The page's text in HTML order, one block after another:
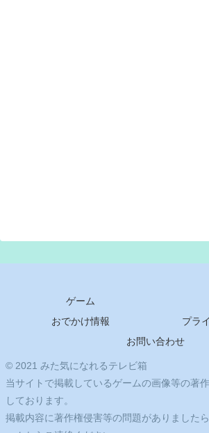
ゲーム
おでかけ情報
プラ
お問い合わせ
© 2021 みた気になれるテレビ箱
当サイトで掲載しているゲームの画像等の著
しております。
掲載内容に著作権侵害等の問題がありました